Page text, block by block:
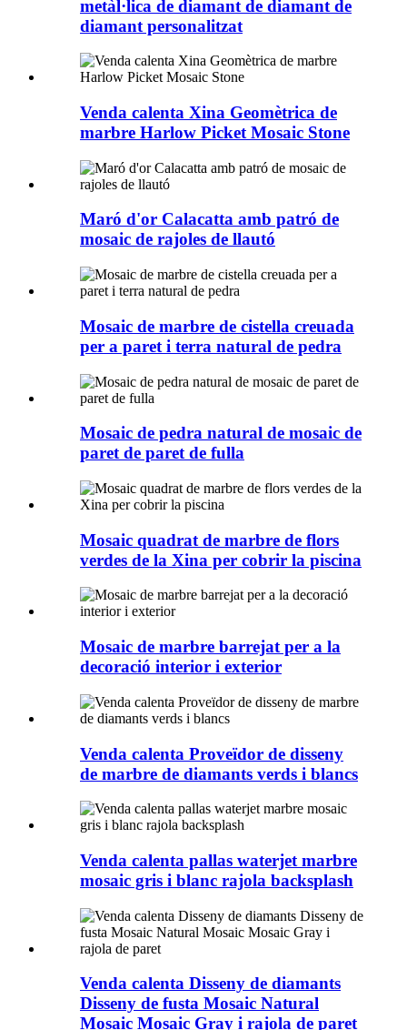
metàl·lica de diamant de diamant de
diamant personalitzat
Venda calenta Xina Geomètrica de
marbre Harlow Picket Mosaic Stone
Maró d'or Calacatta amb patró de
mosaic de rajoles de llautó
Mosaic de marbre de cistella creuada
per a paret i terra natural de pedra
Mosaic de pedra natural de mosaic de
paret de paret de fulla
Mosaic quadrat de marbre de flors
verdes de la Xina per cobrir la piscina
Mosaic de marbre barrejat per a la
decoració interior i exterior
Venda calenta Proveïdor de disseny
de marbre de diamants verds i blancs
Venda calenta pallas waterjet marbre
mosaic gris i blanc rajola backsplash
Venda calenta Disseny de diamants
Disseny de fusta Mosaic Natural
Mosaic Mosaic Gray i rajola de paret